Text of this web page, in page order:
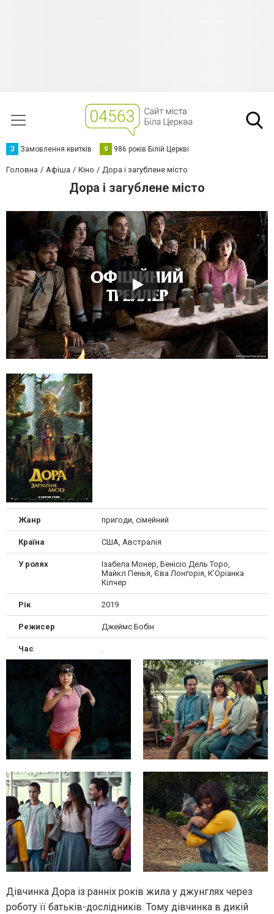
З Замовлення квитків 9 986 років Білій Церкві
Головна Афіша Кіно Дора і загублене місто
Дора і загублене місто
Жанр пригоди, сімейний
Країна США, Австралія
У ролях
Ізабела Монер, Бенісіо Дель Торо,
Майкл Пенья, Єва Лонґорія, К’Оріанка
Кілчер
Рік 2019
Режисер Джеймс Бобін
Час
Дівчинка Дора із ранніх років жила у джунглях через
роботу її батьків-дослідників. Тому дівчинка в дикій